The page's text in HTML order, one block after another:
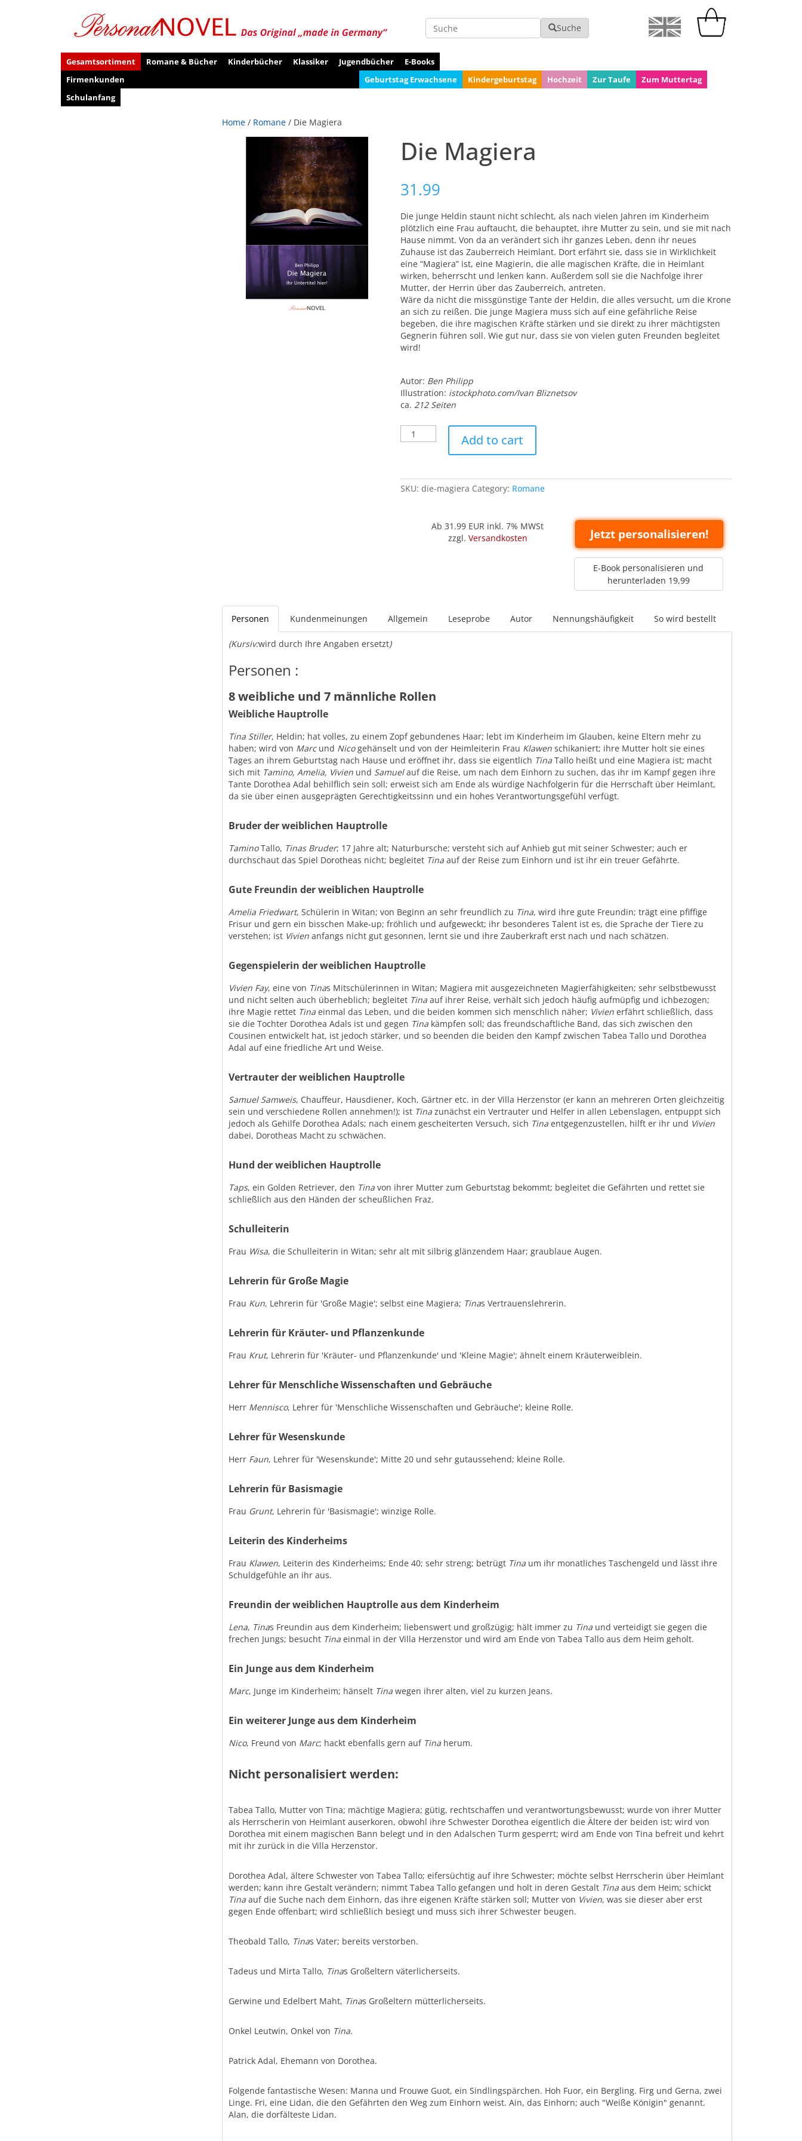
Suche Suche
Gesamtsortiment Romane & Bücher Kinderbücher Klassiker Jugendbücher
E-Books
Firmenkunden
Geburtstag Erwachsene Kindergeburtstag Hochzeit Zur Taufe
Zum Muttertag
Schulanfang
Home / Romane / Die Magiera
Die Magiera
31.99
Die junge Heldin staunt nicht schlecht, als nach vielen Jahren im Kinderheim
plötzlich eine Frau auftaucht, die behauptet, ihre Mutter zu sein, und sie mit nach
Hause nimmt. Von da an verändert sich ihr ganzes Leben, denn ihr neues
Zuhause ist das Zauberreich Heimlant. Dort erfährt sie, dass sie in Wirklichkeit
eine “Magiera” ist, eine Magierin, die alle magischen Kräfte, die in Heimlant
wirken, beherrscht und lenken kann. Außerdem soll sie die Nachfolge ihrer
Mutter, der Herrin über das Zauberreich, antreten.
Wäre da nicht die missgünstige Tante der Heldin, die alles versucht, um die Krone
an sich zu reißen. Die junge Magiera muss sich auf eine gefährliche Reise
begeben, die ihre magischen Kräfte stärken und sie direkt zu ihrer mächtigsten
Gegnerin führen soll. Wie gut nur, dass sie von vielen guten Freunden begleitet
wird!
Autor: Ben Philipp
Illustration: istockphoto.com/Ivan Bliznetsov
ca. 212 Seiten
Die
Magiera
Add to cart
SKU: die-magiera Category: Romane
Ab 31.99 EUR inkl. 7% MWSt
zzgl. Versandkosten Jetzt personalisieren!
E-Book personalisieren und
herunterladen 19,99
Personen Kundenmeinungen Allgemein Leseprobe Autor Nennungshäufigkeit So wird bestellt
(Kursiv:wird durch Ihre Angaben ersetzt)
Personen :
8 weibliche und 7 männliche Rollen
Weibliche Hauptrolle
Tina Stiller, Heldin; hat volles, zu einem Zopf gebundenes Haar; lebt im Kinderheim im Glauben, keine Eltern mehr zu
haben; wird von Marcund Nicogehänselt und von der Heimleiterin Frau Klawen schikaniert; ihre Mutter holt sie eines
Tages an ihrem Geburtstag nach Hause und eröffnet ihr, dass sie eigentlich Tina Tallo heißt und eine Magiera ist; macht
sich mit Tamino, Amelia, Vivien und Samuelauf die Reise, um nach dem Einhorn zu suchen, das ihr im Kampf gegen ihre
Tante Dorothea Adal behilflich sein soll; erweist sich am Ende als würdige Nachfolgerin für die Herrschaft über Heimlant,
da sie über einen ausgeprägten Gerechtigkeitssinn und ein hohes Verantwortungsgefühl verfügt.
Bruder der weiblichen Hauptrolle
TaminoTallo, Tinas Bruder; 17 Jahre alt; Naturbursche; versteht sich auf Anhieb gut mit seiner Schwester; auch er
durchschaut das Spiel Dorotheas nicht; begleitet Tina auf der Reise zum Einhorn und ist ihr ein treuer Gefährte.
Gute Freundin der weiblichen Hauptrolle
Amelia Friedwart, Schülerin in Witan; von Beginn an sehr freundlich zu Tina, wird ihre gute Freundin; trägt eine pfiffige
Frisur und gern ein bisschen Make-up; fröhlich und aufgeweckt; ihr besonderes Talent ist es, die Sprache der Tiere zu
verstehen; ist Vivien anfangs nicht gut gesonnen, lernt sie und ihre Zauberkraft erst nach und nach schätzen.
Gegenspielerin der weiblichen Hauptrolle
Vivien Fay, eine von Tinas Mitschülerinnen in Witan; Magiera mit ausgezeichneten Magierfähigkeiten; sehr selbstbewusst
und nicht selten auch überheblich; begleitet Tina auf ihrer Reise, verhält sich jedoch häufig aufmüpfig und ichbezogen;
ihre Magie rettet Tina einmal das Leben, und die beiden kommen sich menschlich näher; Vivien erfährt schließlich, dass
sie die Tochter Dorothea Adals ist und gegen Tina kämpfen soll; das freundschaftliche Band, das sich zwischen den
Cousinen entwickelt hat, ist jedoch stärker, und so beenden die beiden den Kampf zwischen Tabea Tallo und Dorothea
Adal auf eine friedliche Art und Weise.
Vertrauter der weiblichen Hauptrolle
Samuel Samweis, Chauffeur, Hausdiener, Koch, Gärtner etc. in der Villa Herzenstor (er kann an mehreren Orten gleichzeitig
sein und verschiedene Rollen annehmen!); ist Tina zunächst ein Vertrauter und Helfer in allen Lebenslagen, entpuppt sich
jedoch als Gehilfe Dorothea Adals; nach einem gescheiterten Versuch, sich Tina entgegenzustellen, hilft er ihr und Vivien
dabei, Dorotheas Macht zu schwächen.
Hund der weiblichen Hauptrolle
Taps, ein Golden Retriever, den Tina von ihrer Mutter zum Geburtstag bekommt; begleitet die Gefährten und rettet sie
schließlich aus den Händen der scheußlichen Fraz.
Schulleiterin
Frau Wisa, die Schulleiterin in Witan; sehr alt mit silbrig glänzendem Haar; graublaue Augen.
Lehrerin für Große Magie
Frau Kun, Lehrerin für 'Große Magie'; selbst eine Magiera; Tinas Vertrauenslehrerin.
Lehrerin für Kräuter- und Pflanzenkunde
Frau Krut, Lehrerin für 'Kräuter- und Pflanzenkunde' und 'Kleine Magie'; ähnelt einem Kräuterweiblein.
Lehrer für Menschliche Wissenschaften und Gebräuche
Herr Mennisco, Lehrer für 'Menschliche Wissenschaften und Gebräuche'; kleine Rolle.
Lehrer für Wesenskunde
Herr Faun, Lehrer für 'Wesenskunde'; Mitte 20 und sehr gutaussehend; kleine Rolle.
Lehrerin für Basismagie
Frau Grunt, Lehrerin für 'Basismagie'; winzige Rolle.
Leiterin des Kinderheims
Frau Klawen, Leiterin des Kinderheims; Ende 40; sehr streng; betrügt Tina um ihr monatliches Taschengeld und lässt ihre
Schuldgefühle an ihr aus.
Freundin der weiblichen Hauptrolle aus dem Kinderheim
Lena, Tinas Freundin aus dem Kinderheim; liebenswert und großzügig; hält immer zu Tina und verteidigt sie gegen die
frechen Jungs; besucht Tina einmal in der Villa Herzenstor und wird am Ende von Tabea Tallo aus dem Heim geholt.
Ein Junge aus dem Kinderheim
Marc, Junge im Kinderheim; hänselt Tina wegen ihrer alten, viel zu kurzen Jeans.
Ein weiterer Junge aus dem Kinderheim
Nico, Freund von Marc; hackt ebenfalls gern auf Tina herum.
Nicht personalisiert werden:
Tabea Tallo, Mutter von Tina; mächtige Magiera; gütig, rechtschaffen und verantwortungsbewusst; wurde von ihrer Mutter
als Herrscherin von Heimlant auserkoren, obwohl ihre Schwester Dorothea eigentlich die Ältere der beiden ist; wird von
Dorothea mit einem magischen Bann belegt und in den Adalschen Turm gesperrt; wird am Ende von Tina befreit und kehrt
mit ihr zurück in die Villa Herzenstor.
Dorothea Adal, ältere Schwester von Tabea Tallo; eifersüchtig auf ihre Schwester; möchte selbst Herrscherin über Heimlant
werden; kann ihre Gestalt verändern; nimmt Tabea Tallo gefangen und holt in deren Gestalt Tina aus dem Heim; schickt
Tina auf die Suche nach dem Einhorn, das ihre eigenen Kräfte stärken soll; Mutter von Vivien, was sie dieser aber erst
gegen Ende offenbart; wird schließlich besiegt und muss sich ihrer Schwester beugen.
Theobald Tallo, Tinas Vater; bereits verstorben.
Tadeus und Mirta Tallo, Tinas Großeltern väterlicherseits.
Gerwine und Edelbert Maht, Tinas Großeltern mütterlicherseits.
Onkel Leutwin, Onkel von Tina.
Patrick Adal, Ehemann von Dorothea.
Folgende fantastische Wesen: Manna und Frouwe Guot, ein Sindlingspärchen. Hoh Fuor, ein Bergling. Firg und Gerna, zwei
Linge. Fri, eine Lidan, die den Gefährten den Weg zum Einhorn weist. Ain, das Einhorn; auch "Weiße Königin" genannt.
Alan, die dorfälteste Lidan.